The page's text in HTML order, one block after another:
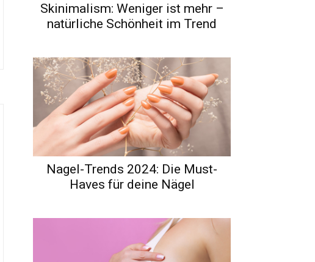
Skinimalism: Weniger ist mehr –
natürliche Schönheit im Trend
Nagel-Trends 2024: Die Must-
Haves für deine Nägel